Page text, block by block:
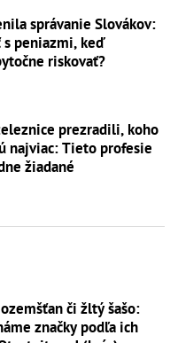
správanie Slovákov:
s peniazmi, keď
riskovať?
prezradili, koho
najviac: Tieto profesie
žiadané
či žltý šašo:
značky podľa ich